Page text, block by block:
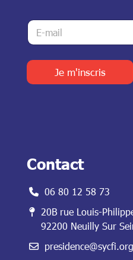
-
m
i
*
E
m
a
l
Je m'inscris
Contact
06 80 12 58 73
20B rue Louis-
92200 Neuilly Sur
presidence@sycfi.org